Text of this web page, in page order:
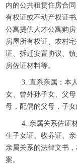
内的公共租赁住房合
有权证或不动产权证
公寓提供人才公寓购
房屋所有权证、农村
证、拆迁安置协议、
房佐证材料等。
3. 直系亲属：本
女、曾外孙子女、父
母，配偶的父母，
4. 亲属关系佐证
生子女证、收养证、
亲属关系的法律文书
案。